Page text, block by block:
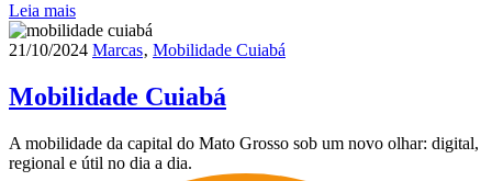
Leia mais
21/10/2024 Marcas‚ Mobilidade Cuiabá
Mobilidade Cuiabá
A mobilidade da capital do Mato Grosso sob um novo olhar: digital,
regional e útil no dia a dia.